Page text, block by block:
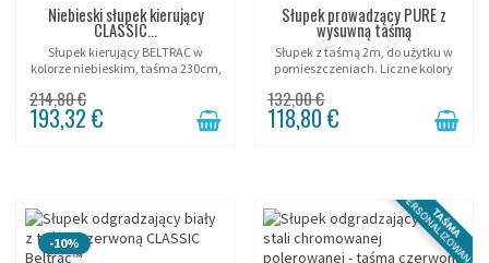
Niebieski słupek kierujący
CLASSIC...
Słupek kierujący BELTRAC w
kolorze niebieskim, taśma 230cm,
214,80 €
193,32 €
Słupek prowadzący PURE z
wysuwną taśmą
Słupek z taśmą 2m, do użytku w
pomieszczeniach. Liczne kolory
taśmy.
132,00 €
118,80 €
-10%
TAŚMA
PERSONALIZOWANA